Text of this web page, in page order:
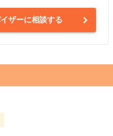
ザーに相談する